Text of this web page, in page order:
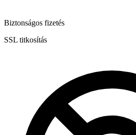
Biztonságos fizetés
SSL titkosítás